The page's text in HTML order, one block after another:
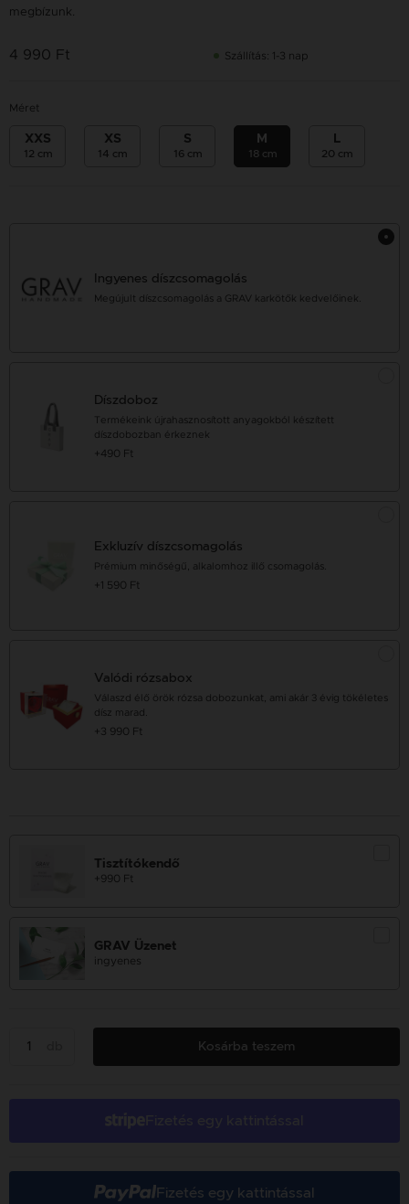
megbízunk.
4 990 Ft Szállítás: 1-3 nap
Méret
XXS
12 cm
XS
14 cm
S
16 cm
M
18 cm
L
20 cm
Ingyenes díszcsomagolás
Megújult díszcsomagolás a GRAV karkötők kedvelőinek.
Díszdoboz
Termékeink újrahasznosított anyagokból készített
díszdobozban érkeznek
+490 Ft
Exkluzív díszcsomagolás
Prémium minőségű, alkalomhoz illő csomagolás.
+1 590 Ft
Valódi rózsabox
Válaszd élő örök rózsa dobozunkat, ami akár 3 évig tökéletes
dísz marad.
+3 990 Ft
Tisztítókendő
+990 Ft
GRAV Üzenet
ingyenes
Kosárba teszem
Fizetés egy kattintással